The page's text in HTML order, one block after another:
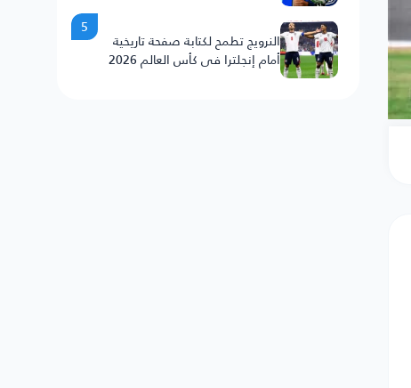
النرويج تطمح لكتابة صفحة تاريخية
أمام إنجلترا في كأس العالم 2026
5